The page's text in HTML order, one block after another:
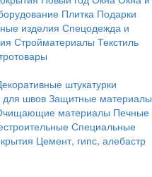
Плитка Подарки
изделия Спецодежда и
Стройматериалы Текстиль
штукатурки
для швов Защитные материалы
материалы Печные
Специальные
Цемент, гипс, алебастр